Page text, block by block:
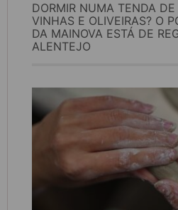
DORMIR NUMA TENDA
VINHAS E OLIVEIRAS? O
DA MAINOVA ESTÁ DE
ALENTEJO